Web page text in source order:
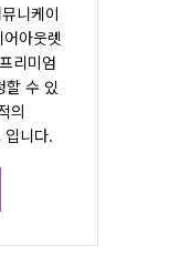
니케이
아웃렛
리미엄
할 수 있
의
니다.